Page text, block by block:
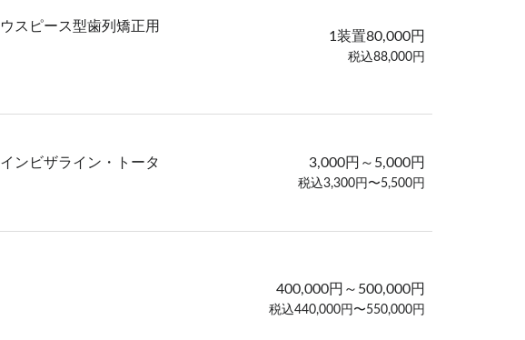
スピース型歯列矯正用
1装置80,000円
税込88,000円
ンビザライン・トータ
3,000円～5,000円
税込3,300円〜5,500円
400,000円～500,000円
税込440,000円〜550,000円